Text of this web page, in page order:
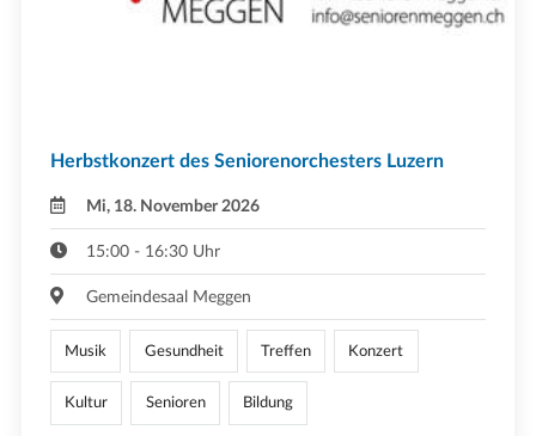
Herbstkonzert des Seniorenorchesters Luzern
Mi, 18. November 2026
15:00 - 16:30 Uhr
Gemeindesaal Meggen
Musik Gesundheit Treffen Konzert
Kultur Senioren Bildung